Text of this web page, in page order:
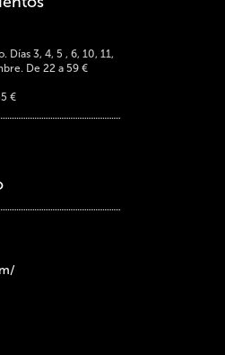
Días 3, 4, 5 , 6, 10, 11,
De 22 a 59 €
€